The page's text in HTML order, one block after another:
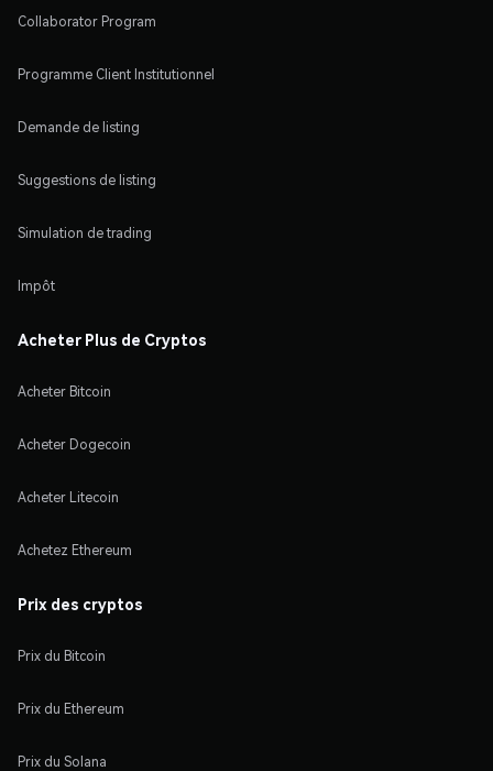
Collaborator Program
Programme Client Institutionnel
Demande de listing
Suggestions de listing
Simulation de trading
Impôt
Acheter Plus de Cryptos
Acheter Bitcoin
Acheter Dogecoin
Acheter Litecoin
Achetez Ethereum
Prix des cryptos
Prix du Bitcoin
Prix du Ethereum
Prix du Solana